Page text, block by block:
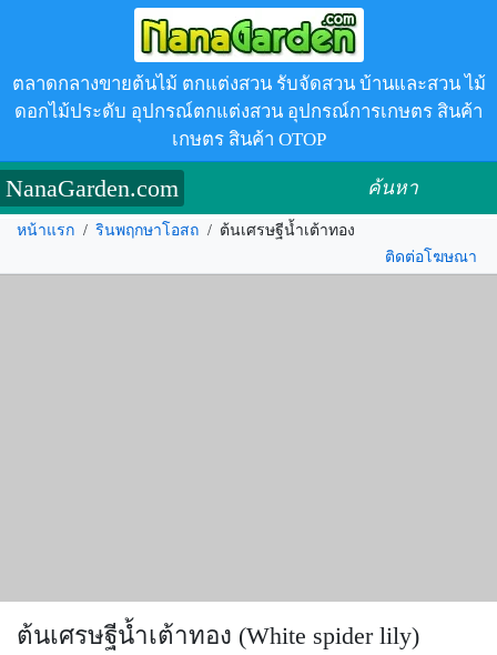
ตลาดกลางขายต้นไม้ ตกแต่งสวน รับจัดสวน บ้านและสวน ไม้
ดอกไม้ประดับ อุปกรณ์ตกแต่งสวน อุปกรณ์การเกษตร สินค้า
เกษตร สินค้า OTOP
NanaGarden.com ค้นหา
หน้าแรก / รินพฤกษาโอสถ / ต้นเศรษฐีน้ำเต้าทอง
ติดต่อโฆษณา
ต้นเศรษฐีน้ำเต้าทอง (White spider lily)